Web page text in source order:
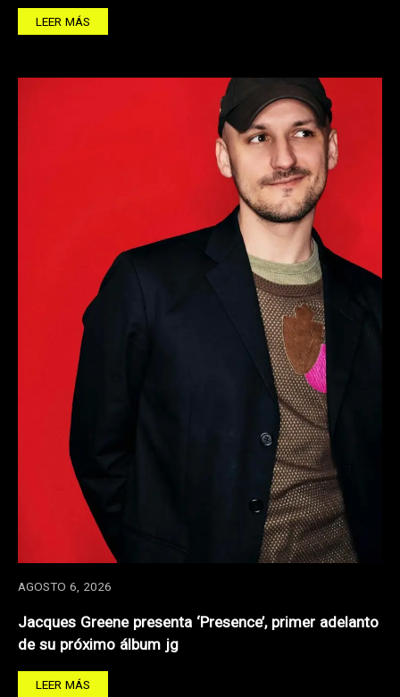
LEER MÁS
AGOSTO 6, 2026
Jacques Greene presenta ‘Presence’, primer adelanto
de su próximo álbum jg
LEER MÁS